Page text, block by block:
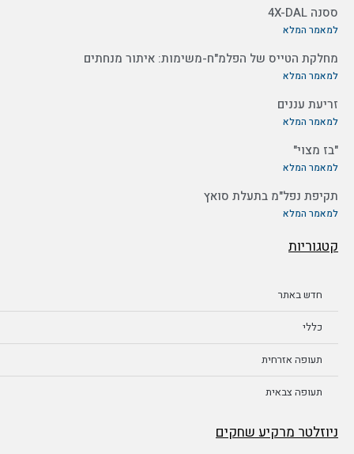
ססנה 4X-DAL
למאמר המלא
מחלקת הטייס של הפלמ"ח-משימות: איתור מנחתים
למאמר המלא
זריעת עננים
למאמר המלא
"בז מצוי"
למאמר המלא
תקיפת נפל"מ בתעלת סואץ
למאמר המלא
קטגוריות
חדש באתר
כללי
תעופה אזרחית
תעופה צבאית
ניוזלטר מרקיע שחקים